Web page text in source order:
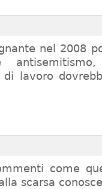
nel 2008
di lavoro
come
scarsa